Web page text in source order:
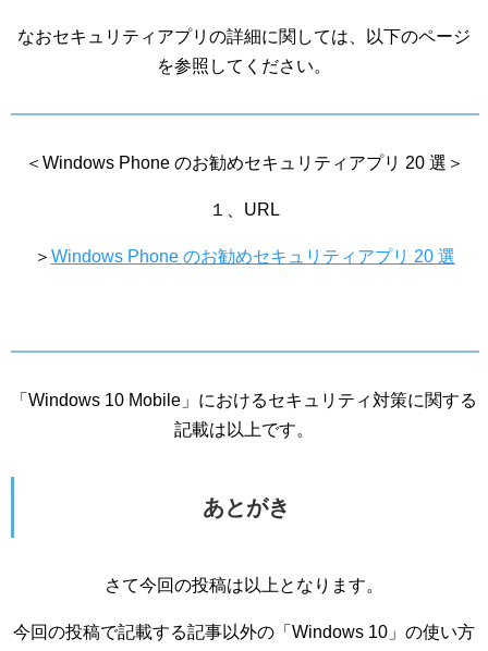
なおセキュリティアプリの詳細に関しては、以下のページ
を参照してください。
＜Windows Phone のお勧めセキュリティアプリ 20 選＞
１、URL
＞ Windows Phone のお勧めセキュリティアプリ 20 選
「Windows 10 Mobile」におけるセキュリティ対策に関する
記載は以上です。
あとがき
さて今回の投稿は以上となります。
今回の投稿で記載する記事以外の「Windows 10」の使い方